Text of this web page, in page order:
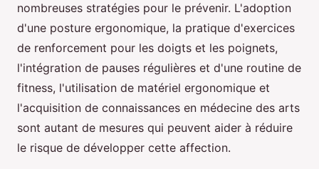
nombreuses stratégies pour le prévenir. L'adoption
d'une posture ergonomique, la pratique d'exercices
de renforcement pour les doigts et les poignets,
l'intégration de pauses régulières et d'une routine de
fitness, l'utilisation de matériel ergonomique et
l'acquisition de connaissances en médecine des arts
sont autant de mesures qui peuvent aider à réduire
le risque de développer cette affection.